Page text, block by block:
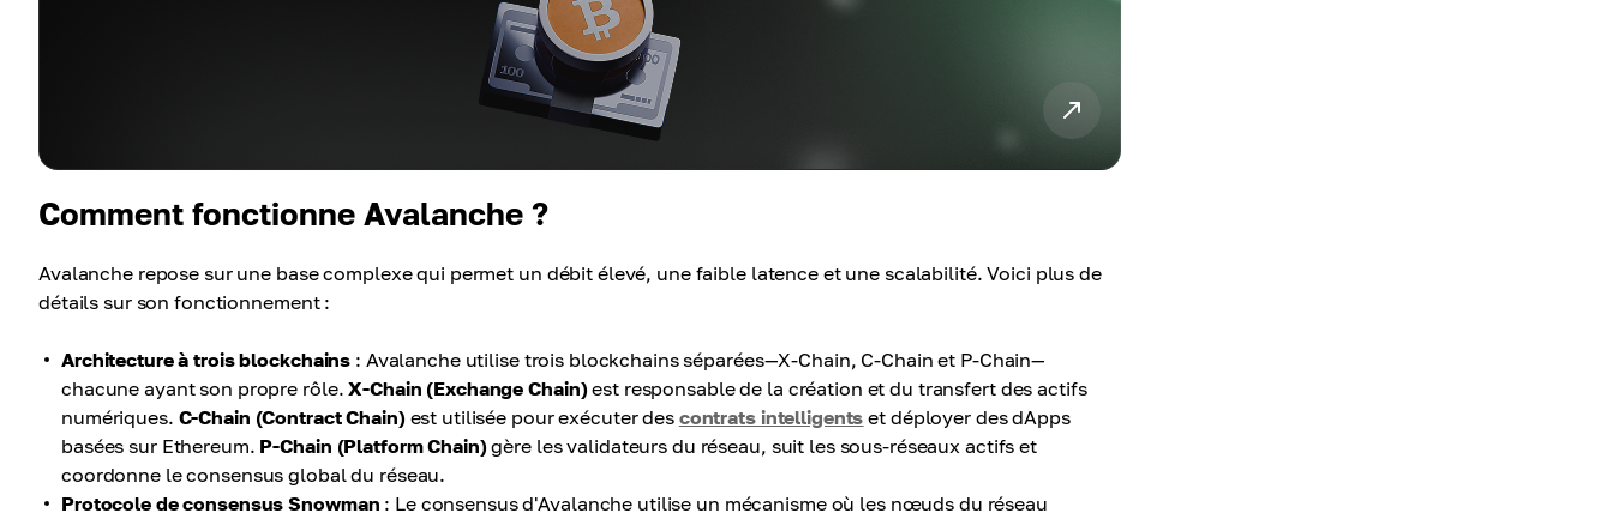
Comment fonctionne Avalanche ?
Avalanche repose sur une base complexe qui permet un débit élevé, une faible latence et une scalabilité. Voici plus de
détails sur son fonctionnement :
Architecture à trois blockchains : Avalanche utilise trois blockchains séparées—X-Chain, C-Chain et P-Chain—
chacune ayant son propre rôle.X-Chain (Exchange Chain)est responsable de la création et du transfert des actifs
numériques. C-Chain (Contract Chain)est utilisée pour exécuter des contrats intelligents et déployer des dApps
basées sur Ethereum. P-Chain (Platform Chain)gère les validateurs du réseau, suit les sous-réseaux actifs et
coordonne le consensus global du réseau.
Protocole de consensus Snowman : Le consensus d'Avalanche utilise un mécanisme où les nœuds du réseau